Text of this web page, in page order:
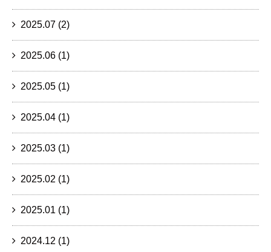
2025.07 (2)
2025.06 (1)
2025.05 (1)
2025.04 (1)
2025.03 (1)
2025.02 (1)
2025.01 (1)
2024.12 (1)